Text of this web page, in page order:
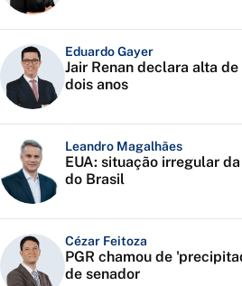
Eduardo Gayer
Jair Renan declara alta
dois anos
Leandro Magalhães
EUA: situação irregular
do Brasil
Cézar Feitoza
PGR chamou de
de senador